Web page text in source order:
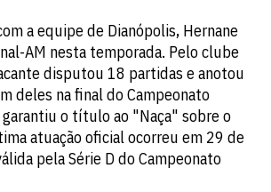
a equipe de Dianópolis, Hernane
AM nesta temporada. Pelo clube
disputou 18 partidas e anotou
deles na final do Campeonato
garantiu o título ao "Naça" sobre o
atuação oficial ocorreu em 29 de
pela Série D do Campeonato